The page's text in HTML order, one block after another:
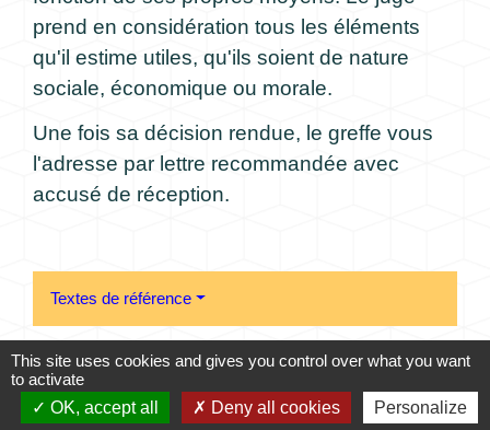
prend en considération tous les éléments
qu'il estime utiles, qu'ils soient de nature
sociale, économique ou morale.
Une fois sa décision rendue, le greffe vous
l'adresse par lettre recommandée avec
accusé de réception.
Textes de référence
Services en ligne et formulaires
This site uses cookies and gives you control over what you want
to activate
OK, accept all
Deny all cookies Personalize